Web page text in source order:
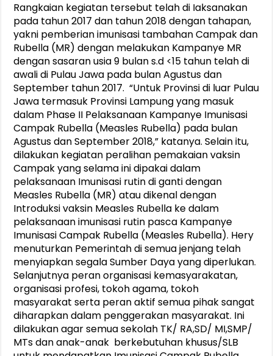
Rangkaian kegiatan tersebut telah di Iaksanakan
pada tahun 2017 dan tahun 2018 dengan tahapan,
yakni pemberian imunisasi tambahan Campak dan
Rubella (MR) dengan melakukan Kampanye MR
dengan sasaran usia 9 bulan s.d <15 tahun telah di
awali di Pulau Jawa pada bulan Agustus dan
September tahun 2017. “Untuk Provinsi di luar Pulau
Jawa termasuk Provinsi Lampung yang masuk
dalam Phase II Pelaksanaan Kampanye Imunisasi
Campak Rubella (Measles Rubella) pada bulan
Agustus dan September 2018,” katanya. Selain itu,
dilakukan kegiatan peralihan pemakaian vaksin
Campak yang selama ini dipakai dalam
pelaksanaan Imunisasi rutin di ganti dengan
Measles Rubella (MR) atau dikenal dengan
Introduksi vaksin Measles Rubella ke dalam
pelaksanaan imunisasi rutin pasca Kampanye
Imunisasi Campak Rubella (Measles Rubella). Hery
menuturkan Pemerintah di semua jenjang telah
menyiapkan segala Sumber Daya yang diperlukan.
Selanjutnya peran organisasi kemasyarakatan,
organisasi profesi, tokoh agama, tokoh
masyarakat serta peran aktif semua pihak sangat
diharapkan dalam penggerakan masyarakat. Ini
dilakukan agar semua sekolah TK/ RA,SD/ MI,SMP/
MTs dan anak-anak berkebutuhan khusus/SLB